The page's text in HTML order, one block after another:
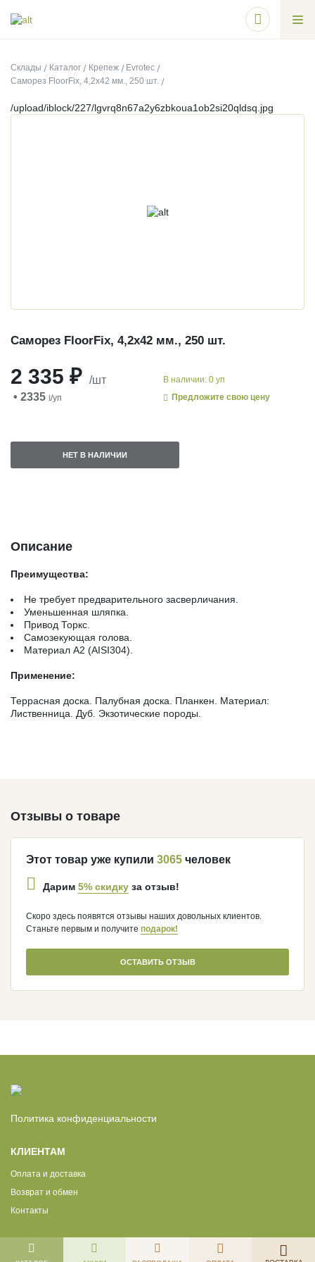
Склады Каталог Крепеж
Evrotec
Саморез FloorFix, 4,2х42 мм., 250 шт.
/upload/iblock/227/lgvrq8n67a2y6zbkoua1ob2si20qldsq.jpg
Саморез FloorFix, 4,2х42 мм., 250 шт.
2 335 ₽ /шт
• 2335 i/уп
В наличии: 0 уп
Предложите свою цену
НЕТ В НАЛИЧИИ
Описание
Преимущества:
Не требует предварительного засверличания.
Уменьшенная шляпка.
Привод Торкс.
Самозекующая голова.
Материал А2 (AISI304).
Применение:
Террасная доска. Палубная доска. Планкен. Материал:
Лиственница. Дуб. Экзотические породы.
Отзывы о товаре
Этот товар уже купили 3065 человек
Дарим 5% скидку за отзыв!
Скоро здесь появятся отзывы наших довольных клиентов.
Станьте первым и получите подарок!
ОСТАВИТЬ ОТЗЫВ
Политика конфиденциальности
КЛИЕНТАМ
Оплата и доставка
Возврат и обмен
Контакты